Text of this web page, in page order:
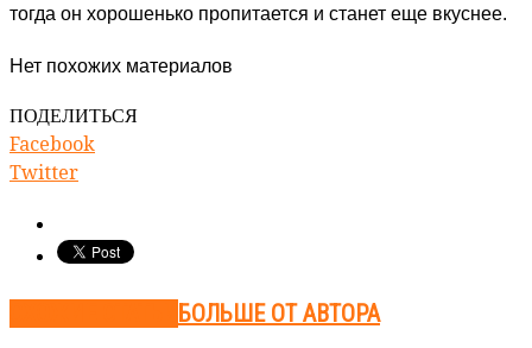
тогда он хорошенько пропитается и станет еще вкуснее.
Нет похожих материалов
ПОДЕЛИТЬСЯ
Facebook
Twitter
БОЛЬШЕ ОТ АВТОРА